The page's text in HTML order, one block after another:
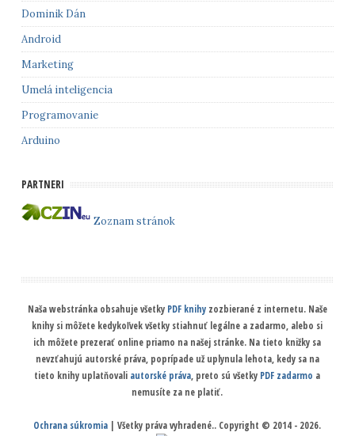
Dominik Dán
Android
Marketing
Umelá inteligencia
Programovanie
Arduino
PARTNERI
Zoznam stránok
Naša webstránka obsahuje všetky PDF knihyzozbierané z internetu. Naše
knihy si môžete kedykoľvek všetky stiahnuť legálne a zadarmo, alebo si
ich môžete prezerať online priamo na našej stránke. Na tieto knižky sa
nevzťahujú autorské práva, poprípade už uplynula lehota, kedy sa na
tieto knihy uplatňovali autorské práva, preto sú všetky PDF zadarmo a
nemusíte za ne platiť.
Ochrana súkromia | Všetky práva vyhradené.. Copyright © 2014 - 2026.